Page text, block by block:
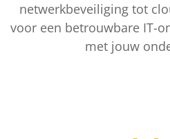
netwerkbeveiliging tot
voor een betrouwbare IT-
met jouw